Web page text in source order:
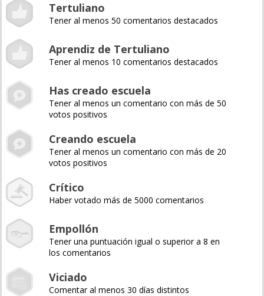
Tertuliano
Tener al menos 50 comentarios destacados
Aprendiz de Tertuliano
Tener al menos 10 comentarios destacados
Has creado escuela
Tener al menos un comentario con más de 50
votos positivos
Creando escuela
Tener al menos un comentario con más de 20
votos positivos
Crítico
Haber votado más de 5000 comentarios
Empollón
Tener una puntuación igual o superior a 8 en
los comentarios
Viciado
Comentar al menos 30 días distintos